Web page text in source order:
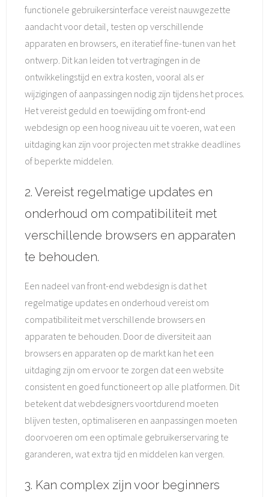
functionele gebruikersinterface vereist nauwgezette
aandacht voor detail, testen op verschillende
apparaten en browsers, en iteratief fine-tunen van het
ontwerp. Dit kan leiden tot vertragingen in de
ontwikkelingstijd en extra kosten, vooral als er
wijzigingen of aanpassingen nodig zijn tijdens het proces.
Het vereist geduld en toewijding om front-end
webdesign op een hoog niveau uit te voeren, wat een
uitdaging kan zijn voor projecten met strakke deadlines
of beperkte middelen.
2. Vereist regelmatige updates en
onderhoud om compatibiliteit met
verschillende browsers en apparaten
te behouden.
Een nadeel van front-end webdesign is dat het
regelmatige updates en onderhoud vereist om
compatibiliteit met verschillende browsers en
apparaten te behouden. Door de diversiteit aan
browsers en apparaten op de markt kan het een
uitdaging zijn om ervoor te zorgen dat een website
consistent en goed functioneert op alle platformen. Dit
betekent dat webdesigners voortdurend moeten
blijven testen, optimaliseren en aanpassingen moeten
doorvoeren om een optimale gebruikerservaring te
garanderen, wat extra tijd en middelen kan vergen.
3. Kan complex zijn voor beginners